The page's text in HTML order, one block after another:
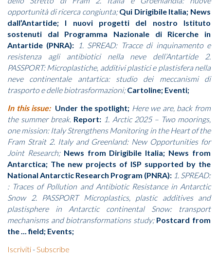
opportunità di ricerca congiunta;Qui Dirigibile Italia; News
dall’Antartide;
I nuovi progetti del nostro Istituto
sostenuti dal Programma Nazionale di Ricerche in
Antartide (PNRA):
1. SPREAD: Tracce di inquinamento e
resistenza agli antibiotici nella neve dell’Antartide 2.
PASSPORT: Microplastiche, additivi plastici e plastisfera nella
neve continentale antartica: studio dei meccanismi di
trasporto e delle biotrasformazioni;Cartoline; Eventi;
In this issue: Under the spotlight; Here we are, back from
the summer break. Report: 1. Arctic 2025 – Two moorings,
one mission: Italy Strengthens Monitoring in the Heart of the
Fram Strait 2. Italy and Greenland: New Opportunities for
Joint Research; News from Dirigibile Italia; News from
Antarctica; The new projects of ISP supported by the
National Antarctic Research Program (PNRA): 1. SPREAD:
: Traces of Pollution and Antibiotic Resistance in Antarctic
Snow 2. PASSPORT Microplastics, plastic additives and
plastisphere in Antarctic continental Snow: transport
mechanisms and biotransformations study; Postcard from
the ... field; Events;
Iscriviti-Subscribe